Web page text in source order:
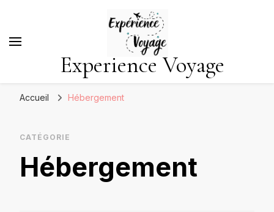
Experience Voyage
Accueil Hébergement
CATÉGORIE
Hébergement